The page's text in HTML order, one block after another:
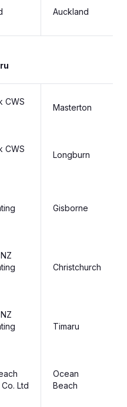
Auckland
CWS
Masterton
CWS
Longburn
Gisborne
Christchurch
Timaru
Ltd
Ocean
Beach